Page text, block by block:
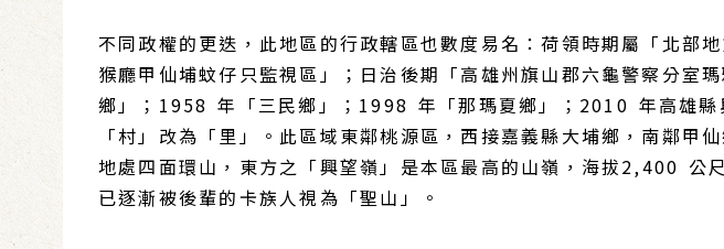
不同政權的更迭，此地區的行政轄區也數度易名：荷領時期屬「北部
猴廳甲仙埔蚊仔只監視區」；日治後期「高雄州旗山郡六龜警察分
鄉」；1958 年「三民鄉」；1998 年「那瑪夏鄉」；2010 年高雄縣
「村」改為「里」。此區域東鄰桃源區，西接嘉義縣大埔鄉，南鄰
地處四面環山，東方之「興望嶺」是本區最高的山嶺，海拔2,400 公
已逐漸被後輩的卡族人視為「聖山」。